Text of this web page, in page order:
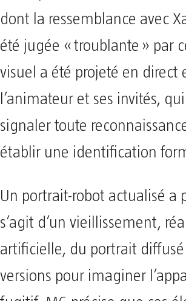
dont la ressemblance avec
été jugée « troublante » par
visuel a été projeté en direct
l’animateur et ses invités,
signaler toute
établir une identification
Un portrait-robot actualisé a
s’agit d’un vieillissement,
artificielle, du portrait
versions pour imaginer